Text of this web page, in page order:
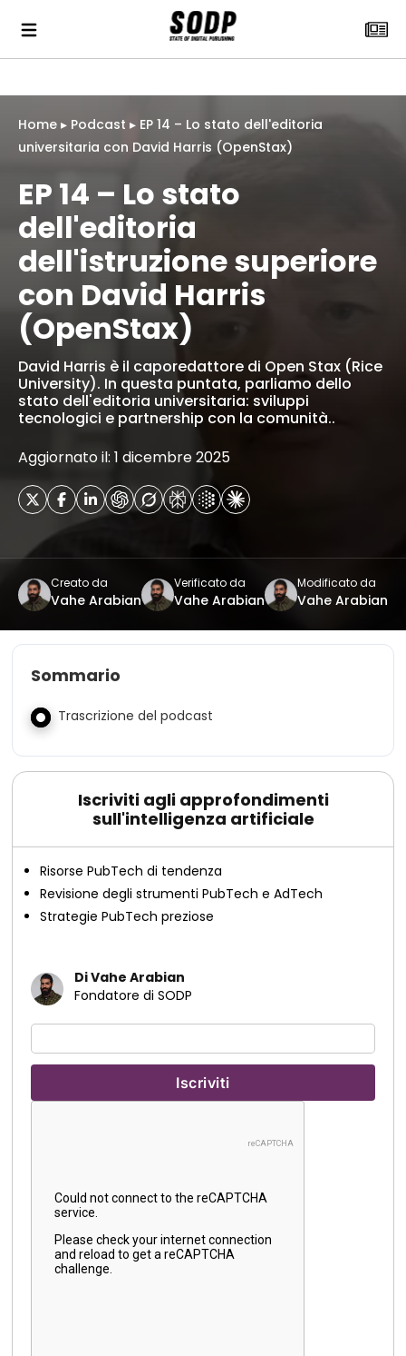
Home ▸ Podcast ▸ EP 14 – Lo stato dell'editoria
universitaria con David Harris (OpenStax)
EP 14 – Lo stato
dell'editoria
dell'istruzione superiore
con David Harris
(OpenStax)
David Harris è il caporedattore di Open Stax (Rice
University). In questa puntata, parliamo dello
stato dell'editoria universitaria: sviluppi
tecnologici e partnership con la comunità..
Aggiornato il: 1 dicembre 2025
Creato da
Vahe Arabian
Verificato da
Vahe Arabian
Modificato da
Vahe Arabian
Sommario
Trascrizione del podcast
Iscriviti agli approfondimenti
sull'intelligenza artificiale
Risorse PubTech di tendenza
Revisione degli strumenti PubTech e AdTech
Strategie PubTech preziose
Di Vahe Arabian
Fondatore di SODP